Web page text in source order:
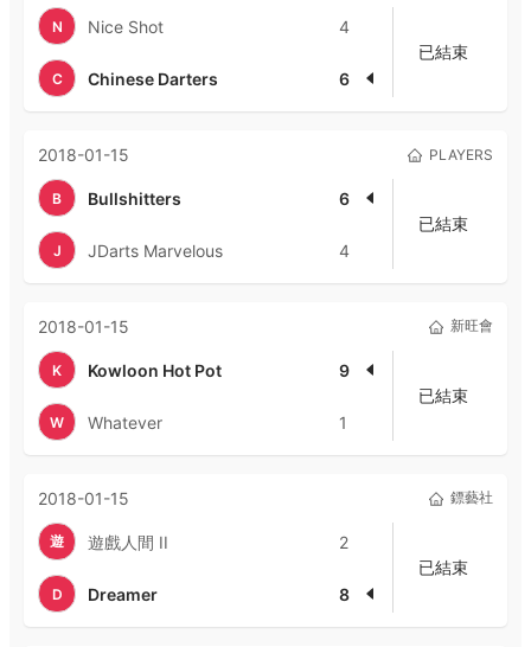
N Nice Shot 4
C Chinese Darters 6
已結束
2018-01-15 PLAYERS
B Bullshitters 6
J JDarts Marvelous 4
已結束
2018-01-15 新旺會
K Kowloon Hot Pot 9
W Whatever 1
已結束
2018-01-15 鏢藝社
遊 遊戲人間 II 2
D Dreamer 8
已結束